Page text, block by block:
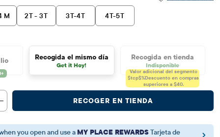
M 2T - 3T 3T-4T 4T-5T
Recogida el mismo día
Get it Hoy!
Recogida en tienda
Indisponible
Valor adicional del segmento
$tcp$%Descuento en compras
superiores a $40.
RECOGER EN TIENDA
you open and use aMY PLACE REWARDSTarjeta de